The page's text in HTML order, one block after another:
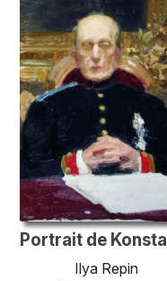
Ilya Repin